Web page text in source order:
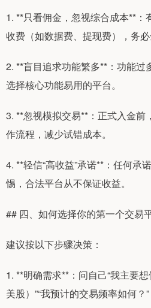
1. **只看佣金，忽视综合成本**
收费（如数据费、提现费），务必
2. **盲目追求功能繁多**：功能
选择核心功能易用的平台。
3. **忽视模拟交易**：正式入金
作流程，减少试错成本。
4. **轻信“高收益”承诺**：任何承
惕，合法平台从不保证收益。
## 四、如何选择你的第一个交易
建议按以下步骤决策：
1. **明确需求**：问自己“我主要
美股）”“我预计的交易频率如何？”